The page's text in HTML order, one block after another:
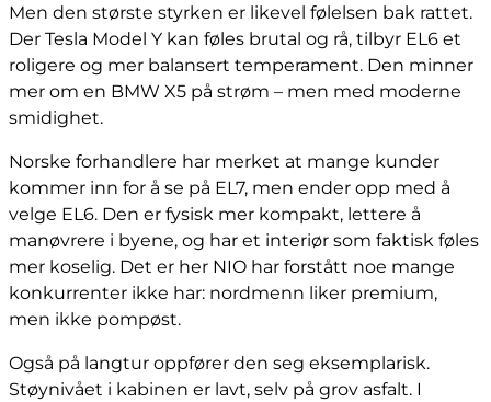
Men den største styrken er likevel følelsen bak rattet.
Der Tesla Model Y kan føles brutal og rå, tilbyr EL6 et
roligere og mer balansert temperament. Den minner
mer om en BMW X5 på strøm – men med moderne
smidighet.
Norske forhandlere har merket at mange kunder
kommer inn for å se på EL7, men ender opp med å
velge EL6. Den er fysisk mer kompakt, lettere å
manøvrere i byene, og har et interiør som faktisk føles
mer koselig. Det er her NIO har forstått noe mange
konkurrenter ikke har: nordmenn liker premium,
men ikke pompøst.
Også på langtur oppfører den seg eksemplarisk.
Støynivået i kabinen er lavt, selv på grov asfalt. I